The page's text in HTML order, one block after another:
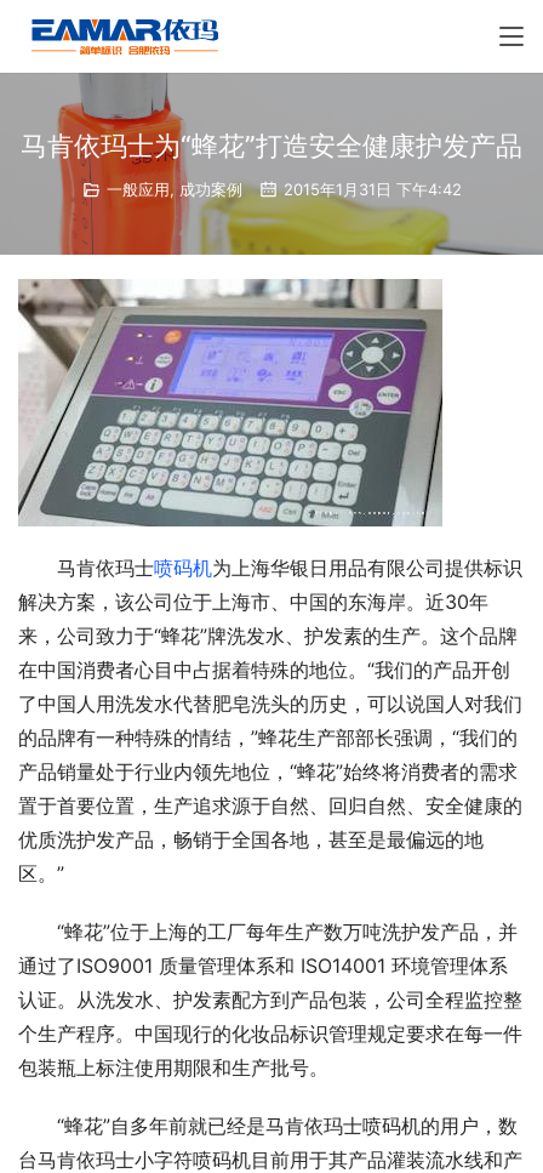
马肯依玛士为“蜂花”打造安全健康护发产品
一般应用, 成功案例 2015年1月31日 下午4:42
马肯依玛士喷码机为上海华银日用品有限公司提供标识
解决方案，该公司位于上海市、中国的东海岸。近30年
来，公司致力于“蜂花”牌洗发水、护发素的生产。这个品牌
在中国消费者心目中占据着特殊的地位。“我们的产品开创
了中国人用洗发水代替肥皂洗头的历史，可以说国人对我们
的品牌有一种特殊的情结，”蜂花生产部部长强调，“我们的
产品销量处于行业内领先地位，“蜂花”始终将消费者的需求
置于首要位置，生产追求源于自然、回归自然、安全健康的
优质洗护发产品，畅销于全国各地，甚至是最偏远的地
区。”
“蜂花”位于上海的工厂每年生产数万吨洗护发产品，并
通过了ISO9001 质量管理体系和 ISO14001 环境管理体系
认证。从洗发水、护发素配方到产品包装，公司全程监控整
个生产程序。中国现行的化妆品标识管理规定要求在每一件
包装瓶上标注使用期限和生产批号。
“蜂花”自多年前就已经是马肯依玛士喷码机的用户，数
台马肯依玛士小字符喷码机目前用于其产品灌装流水线和产